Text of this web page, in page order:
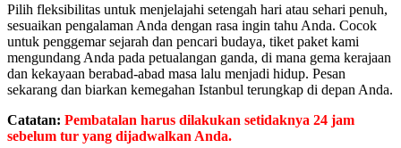
Pilih fleksibilitas untuk menjelajahi setengah hari atau sehari penuh,
sesuaikan pengalaman Anda dengan rasa ingin tahu Anda. Cocok
untuk penggemar sejarah dan pencari budaya, tiket paket kami
mengundang Anda pada petualangan ganda, di mana gema kerajaan
dan kekayaan berabad-abad masa lalu menjadi hidup. Pesan
sekarang dan biarkan kemegahan Istanbul terungkap di depan Anda.
Catatan: Pembatalan harus dilakukan setidaknya 24 jam
sebelum tur yang dijadwalkan Anda.